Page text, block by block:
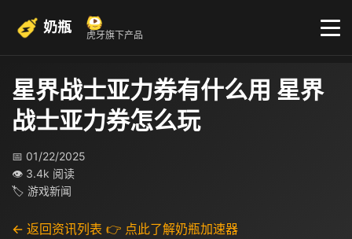
奶瓶 虎牙旗下产品
星界战士亚力券有什么用 星界
战士亚力券怎么玩
📅 01/22/2025
👁 3.4k 阅读
🏷 游戏新闻
← 返回资讯列表 👉 点此了解奶瓶加速器